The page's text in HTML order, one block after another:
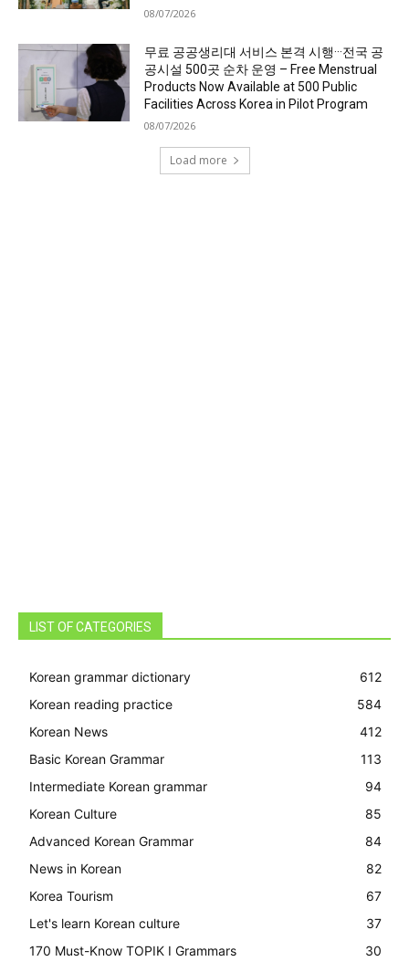
08/07/2026
무료 공공생리대 서비스 본격 시행···전국 공
공시설 500곳 순차 운영 – Free Menstrual
Products Now Available at 500 Public
Facilities Across Korea in Pilot Program
08/07/2026
Load more
LIST OF CATEGORIES
Korean grammar dictionary
612
Korean reading practice
584
Korean News
412
Basic Korean Grammar
113
Intermediate Korean grammar
94
Korean Culture
85
Advanced Korean Grammar
84
News in Korean
82
Korea Tourism
67
Let's learn Korean culture
37
170 Must-Know TOPIK I Grammars
30